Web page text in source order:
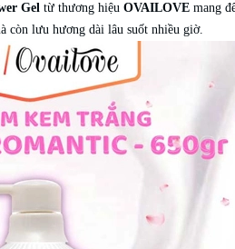
Gel từ thương hiệu OVAILOVE mang
còn lưu hương dài lâu suốt nhiều giờ.